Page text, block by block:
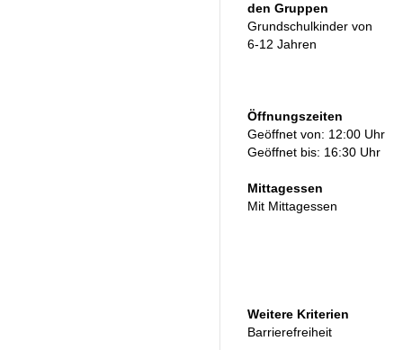
den Gruppen
Grundschulkinder von
6-12 Jahren
Öffnungszeiten
Geöffnet von: 12:00 Uhr
Geöffnet bis: 16:30 Uhr
Mittagessen
Mit Mittagessen
Weitere Kriterien
Barrierefreiheit